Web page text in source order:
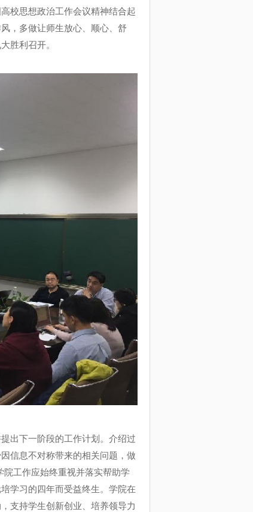
校思想政治工作会议精神结合起
，多做让师生放心、顺心、舒
胜利召开。
出下一阶段的工作计划。介绍过
信息不对称带来的相关问题，做
院工作应始终重视并落实帮助学
学习的四年而受益终生。学院在
支持学生创新创业、培养领导力